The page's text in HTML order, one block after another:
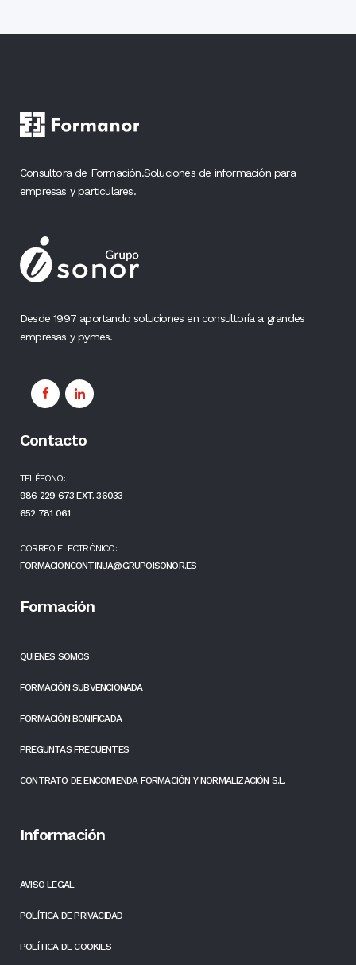
Consultora de Formación.Soluciones de información para
empresas y particulares.
Desde 1997 aportando soluciones en consultoría a grandes
empresas y pymes.
Contacto
TELÉFONO:
986 229 673 EXT. 36033
652 781 061
CORREO ELECTRÓNICO:
FORMACIONCONTINUA@GRUPOISONOR.ES
Formación
QUIENES SOMOS
FORMACIÓN SUBVENCIONADA
FORMACIÓN BONIFICADA
PREGUNTAS FRECUENTES
CONTRATO DE ENCOMIENDA FORMACIÓN Y NORMALIZACIÓN S.L.
Información
AVISO LEGAL
POLÍTICA DE PRIVACIDAD
POLÍTICA DE COOKIES